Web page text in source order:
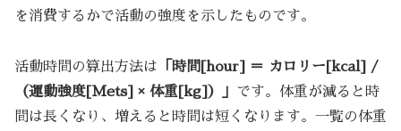
を消費するかで活動の強度を示したものです。
活動時間の算出方法は 「時間[hour] ＝ カロリー[kcal] /
（運動強度[Mets] × 体重[kg]）」 です。体重が減ると時
間は長くなり、増えると時間は短くなります。一覧の体重